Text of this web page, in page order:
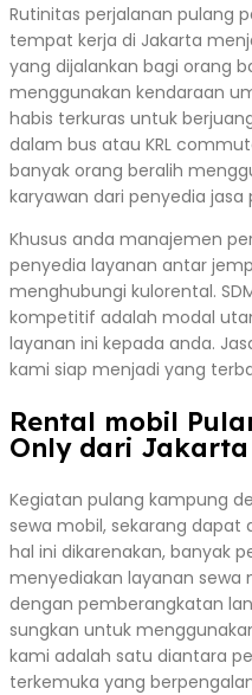
Rutinitas perjalanan pulang
tempat kerja di Jakarta
yang dijalankan bagi orang
menggunakan kendaraan
habis terkuras untuk
dalam bus atau KRL
banyak orang beralih
karyawan dari penyedia jasa
Khusus anda manajemen
penyedia layanan antar
menghubungi kulorental.
kompetitif adalah modal
layanan ini kepada anda.
kami siap menjadi yang
Rental mobil
Only dari Jakarta
Kegiatan pulang kampung
sewa mobil, sekarang dapat
hal ini dikarenakan, banyak
menyediakan layanan sewa
dengan pemberangkatan
sungkan untuk
kami adalah satu diantara
terkemuka yang